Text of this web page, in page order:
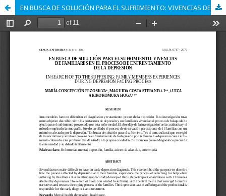
EN BUSCA DE SOLUCIÓN PARA EL SUFRIMIENTO: VIVENCIAS DE FAMILIARES EN EL PROCESO DE ENFRENTAMIENTO DE LA DEPRESIÓN